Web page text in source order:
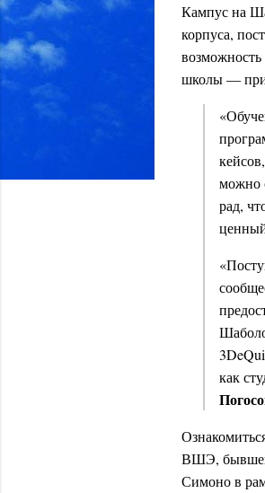
Кампус на
корпуса,
школы —
можно
рад,
как
ВШЭ, бывшей
Симоно в